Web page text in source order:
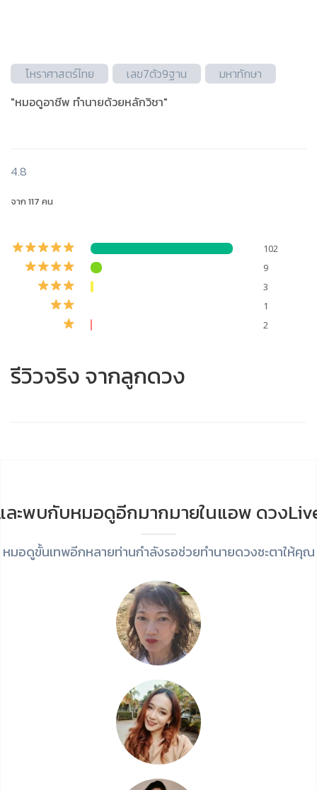
โหราศาสตร์ไทย เลข7ตัว9ฐาน
มหาทักษา
"หมอดูอาชีพ ทำนายด้วยหลักวิชา"
4.8
จาก 117 คน
102
9
3
1
2
รีวิวจริง จากลูกดวง
ละพบกับหมอดูอีกมากมายในแอพ ดวง
หมอดูขั้นเทพอีกหลายท่านกำลังรอช่วยทำนายดวงชะตาให้คุณ